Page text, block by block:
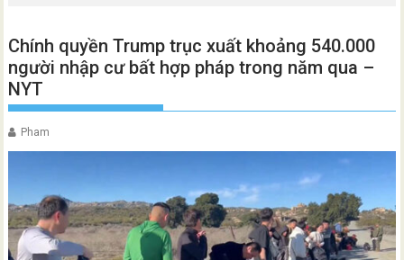
Chính quyền Trump trục xuất khoảng 540.000
người nhập cư bất hợp pháp trong năm qua –
NYT
Pham